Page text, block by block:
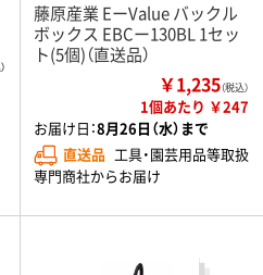
藤原産業 EーValue バックル
ボックス EBCー130BL 1セッ
ト(5個)（直送品）
￥1,235（税込）
1個あたり ￥247
お届け日：8月26日（水）まで
直送品 工具・園芸用品等取扱
専門商社からお届け